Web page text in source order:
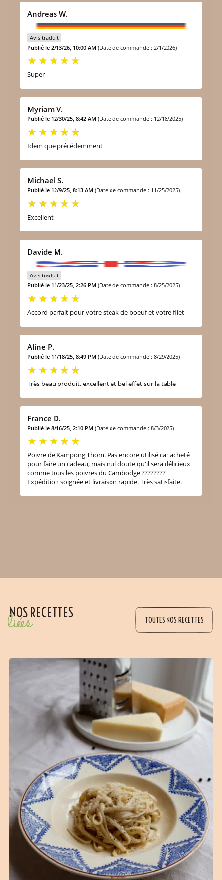
Andreas W.
Avis traduit
Publié le 2/13/26, 10:00 AM (Date de commande : 2/1/2026)
Super
Myriam V.
Publié le 12/30/25, 8:42 AM (Date de commande : 12/18/2025)
Idem que précédemment
Michael S.
Publié le 12/9/25, 8:13 AM (Date de commande : 11/25/2025)
Excellent
Davide M.
Avis traduit
Publié le 11/23/25, 2:26 PM (Date de commande : 8/25/2025)
Accord parfait pour votre steak de boeuf et votre filet
Aline P.
Publié le 11/18/25, 8:49 PM (Date de commande : 8/29/2025)
Très beau produit, excellent et bel effet sur la table
France D.
Publié le 8/16/25, 2:10 PM (Date de commande : 8/3/2025)
Poivre de Kampong Thom. Pas encore utilisé car acheté
pour faire un cadeau, mais nul doute qu'il sera délicieux
comme tous les poivres du Cambodge ????????
Expédition soignée et livraison rapide. Très satisfaite.
NOS RECETTES
liées TOUTES NOS RECETTES